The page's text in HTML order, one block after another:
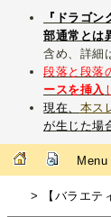
『ドラゴ
部通常とは
含め、詳細
段落と段落
ースを挿入
現在、 本ス
が生じた場
Menu
> 【バラエテ